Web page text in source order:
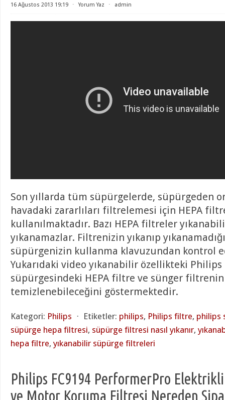
16 Ağustos 2013 19:19 ⋅ Yorum Yaz ⋅ admin
Son yıllarda tüm süpürgelerde, süpürgeden
havadaki zararlıları filtrelemesi için HEPA
kullanılmaktadır. Bazı HEPA filtreler
yıkanamazlar. Filtrenizin yıkanıp
süpürgenizin kullanma klavuzundan kontrol
Yukarıdaki video yıkanabilir özellikteki Philips
süpürgesindeki HEPA filtre ve sünger filtrenin
temizlenebileceğini göstermektedir.
Kategori: Philips ⋅ Etiketler: philips, Philips filtre, philips
süpürge hepa filtresi, süpürge filtresi nasıl yıkanır,
hepa filtre, yıkanabilir süpürge filtreleri
Philips FC9194 PerformerPro
ve Motor Koruma Filtresi Nereden